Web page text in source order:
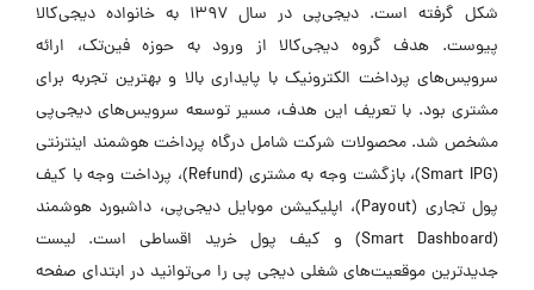
شکل گرفته است. دیجی‌پی در سال ۱۳۹۷ به خانواده دیجی‌کالا
پیوست. هدف گروه دیجی‌کالا از ورود به حوزه فین‌تک، ارائه
سرویس‌های پرداخت الکترونیک با پایداری بالا و بهترین تجربه برای
مشتری بود. با تعریف این هدف، مسیر توسعه سرویس‌های دیجی‌پی
مشخص شد. محصولات شرکت شامل درگاه پرداخت هوشمند اینترنتی
(Smart IPG)، بازگشت وجه به مشتری (Refund)، پرداخت وجه با کیف
پول تجاری (Payout)، اپلیکیشن موبایل دیجی‌پی، داشبورد هوشمند
(Smart Dashboard) و کیف پول خرید اقساطی است. لیست
جدیدترین موقعیت‌های شغلی دیجی پی را می‌توانید در ابتدای صفحه